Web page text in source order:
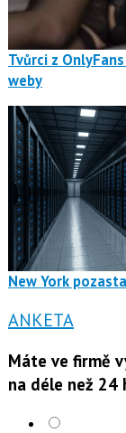
Tvůrci z
weby
New York
ANKETA
Máte ve firmě
na déle než 24